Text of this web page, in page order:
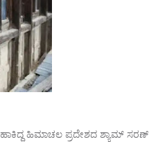
ಹಿಮಾಚಲ ಪ್ರದೇಶದ ಶ್ಯಾಮ್‌ ಸರಣ್‌